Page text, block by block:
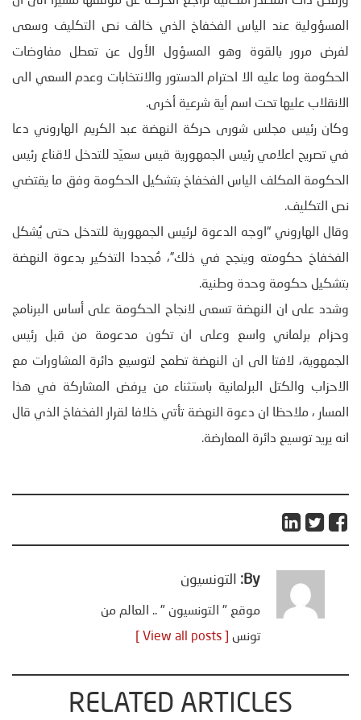
المسؤولية عند الياس الفخفاخ الذي خالف نص التكليف وسعى
لفرض مرور بالقوة وهو المسؤول الأول عن تعطل مفاوضات
الحكومة وما عليه الا احترام الدستور والانتخابات وعدم السعي الى
الانقلاب عليها تحت اسم أية شرعية أخرى.
وكان رئيس مجلس شورى حركة النهضة عبد الكريم الهاروني دعا
في تصريح اعلامي رئيس الجمهورية قيس سعيّد للتدخل لاقناع رئيس
الحكومة المكلف الياس الفخفاخ بتشكيل الحكومة وفق ما يقتضي
نص التكليف.
وقال الهاروني “اوجه الدعوة لرئيس الجمهورية للتدخل حتى يُشكل
الفخفاخ حكومته وينجح في ذلك”، مُجددا التذكير بدعوة النهضة
بتشكيل حكومة وحدة وطنية.
وشدد على ان النهضة تسعى لانجاح الحكومة على أساس البرنامج
وحزام برلماني واسع وعلى ان تكون مدعومة من قبل رئيس
الجمهوية، لافتا الى ان النهضة تطمح لتوسيع دائرة المشاورات مع
الاحزاب والكتل البرلمانية باستثناء من يرفض المشاركة في هذا
المسار ، ملاحظا ان دعوة النهضة تأتي خلافا لقرار الفخفاخ الذي قال
انه يريد توسيع دائرة المعارضة.
By: التونسيون
موقع " التونسيون " .. العالم من
تونس
RELATED ARTICLES